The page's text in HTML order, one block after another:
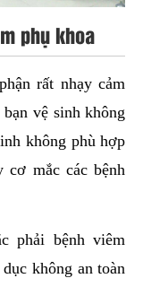
phụ khoa
rất nhạy cảm
vệ sinh không
không phù hợp
cơ mắc các bệnh
phải bệnh viêm
không an toàn